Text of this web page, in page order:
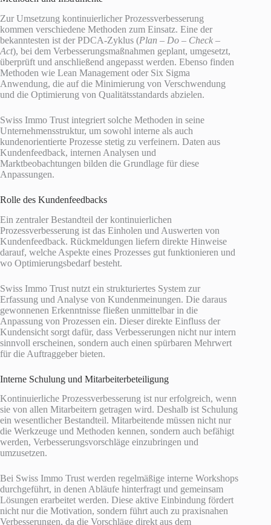
Zur Umsetzung kontinuierlicher Prozessverbesserung
kommen verschiedene Methoden zum Einsatz. Eine der
bekanntesten ist der PDCA-Zyklus (Plan – Do – Check –
Act), bei dem Verbesserungsmaßnahmen geplant, umgesetzt,
überprüft und anschließend angepasst werden. Ebenso finden
Methoden wie Lean Management oder Six Sigma
Anwendung, die auf die Minimierung von Verschwendung
und die Optimierung von Qualitätsstandards abzielen.
Swiss Immo Trust integriert solche Methoden in seine
Unternehmensstruktur, um sowohl interne als auch
kundenorientierte Prozesse stetig zu verfeinern. Daten aus
Kundenfeedback, internen Analysen und
Marktbeobachtungen bilden die Grundlage für diese
Anpassungen.
Rolle des Kundenfeedbacks
Ein zentraler Bestandteil der kontinuierlichen
Prozessverbesserung ist das Einholen und Auswerten von
Kundenfeedback. Rückmeldungen liefern direkte Hinweise
darauf, welche Aspekte eines Prozesses gut funktionieren und
wo Optimierungsbedarf besteht.
Swiss Immo Trust nutzt ein strukturiertes System zur
Erfassung und Analyse von Kundenmeinungen. Die daraus
gewonnenen Erkenntnisse fließen unmittelbar in die
Anpassung von Prozessen ein. Dieser direkte Einfluss der
Kundensicht sorgt dafür, dass Verbesserungen nicht nur intern
sinnvoll erscheinen, sondern auch einen spürbaren Mehrwert
für die Auftraggeber bieten.
Interne Schulung und Mitarbeiterbeteiligung
Kontinuierliche Prozessverbesserung ist nur erfolgreich, wenn
sie von allen Mitarbeitern getragen wird. Deshalb ist Schulung
ein wesentlicher Bestandteil. Mitarbeitende müssen nicht nur
die Werkzeuge und Methoden kennen, sondern auch befähigt
werden, Verbesserungsvorschläge einzubringen und
umzusetzen.
Bei Swiss Immo Trust werden regelmäßige interne Workshops
durchgeführt, in denen Abläufe hinterfragt und gemeinsam
Lösungen erarbeitet werden. Diese aktive Einbindung fördert
nicht nur die Motivation, sondern führt auch zu praxisnahen
Verbesserungen, da die Vorschläge direkt aus dem